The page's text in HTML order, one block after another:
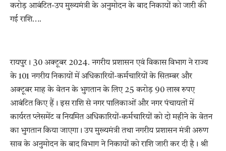
करोड़ आबंटित-उप मुख्यमंत्री के अनुमोदन के बाद निकायों को जारी की
गई राशि….
रायपुर। 30 अक्टूबर 2024. नगरीय प्रशासन एवं विकास विभाग ने राज्य
के 101 नगरीय निकायों में अधिकारियों-कर्मचारियों के सितम्बर और
अक्टूबर माह के वेतन के भुगतान के लिए 25 करोड़ 90 लाख रुपए
आबंटित किए हैं। इस राशि से नगर पालिकाओं और नगर पंचायतों में
कार्यरत प्लेसमेंट व नियमित अधिकारियों-कर्मचारियों को दो महीने के वेतन
का भुगतान किया जाएगा। उप मुख्यमंत्री तथा नगरीय प्रशासन मंत्री अरुण
साव के अनुमोदन के बाद विभाग ने निकायों को राशि जारी कर दी है। श्री